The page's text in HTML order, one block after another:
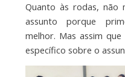
Quanto às rodas, não
assunto porque
melhor. Mas assim
específico sobre o